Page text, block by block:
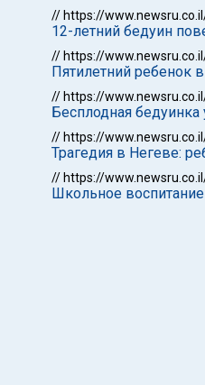
// https://
12-летний бедуин
// https://
Пятилетний ребенок
// https://
Бесплодная
// https://
Трагедия в Негеве:
// https://
Школьное